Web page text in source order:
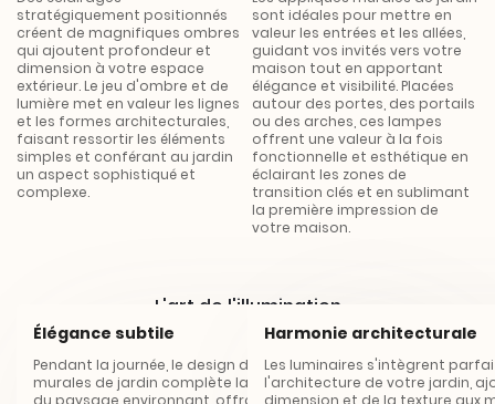
stratégiquement positionnés
créent de magnifiques ombres
qui ajoutent profondeur et
dimension à votre espace
extérieur. Le jeu d'ombre et de
lumière met en valeur les lignes
et les formes architecturales,
faisant ressortir les éléments
simples et conférant au jardin
un aspect sophistiqué et
complexe.
sont idéales pour mettre en
valeur les entrées et les allées,
guidant vos invités vers votre
maison tout en apportant
élégance et visibilité. Placées
autour des portes, des portails
ou des arches, ces lampes
offrent une valeur à la fois
fonctionnelle et esthétique en
éclairant les zones de
transition clés et en sublimant
la première impression de
votre maison.
L'art de l'illumination
Façonner l'ambiance par la lumière
*
Élégance subtile
Pendant la journée, le design des appliques
murales de jardin complète la beauté naturelle
du paysage environnant, offrant une touche
Harmonie architecturale
Les luminaires s'intègrent
l'architecture de votre jardin,
dimension et de la texture aux